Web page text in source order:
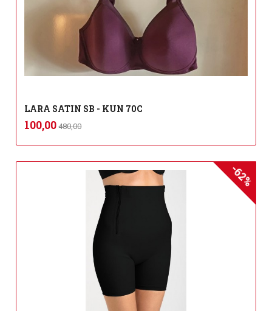
LARA SATIN SB - KUN 70C
Tilbud
100,00 480,00mva.
-62%